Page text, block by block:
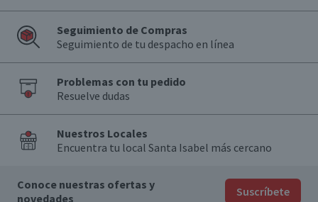
Seguimiento de Compras
Seguimiento de tu despacho en línea
Problemas con tu pedido
Resuelve dudas
Nuestros Locales
Encuentra tu local Santa Isabel más cercano
Conoce nuestras ofertas y
novedades
Suscríbete